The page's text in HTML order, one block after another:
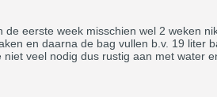
eerste week misschien wel 2 weken
en daarna de bag vullen b.v. 19 liter
veel nodig dus rustig aan met water